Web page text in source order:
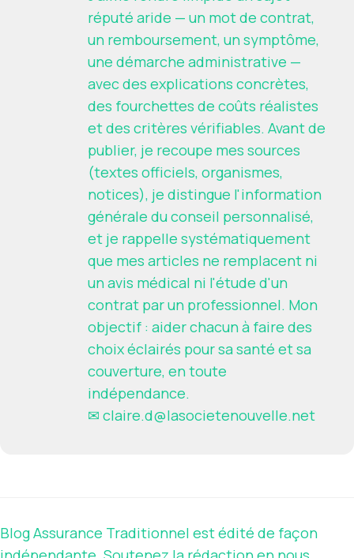
réputé aride — un mot de contrat,
un remboursement, un symptôme,
une démarche administrative —
avec des explications concrètes,
des fourchettes de coûts réalistes
et des critères vérifiables. Avant de
publier, je recoupe mes sources
(textes officiels, organismes,
notices), je distingue l'information
générale du conseil personnalisé,
et je rappelle systématiquement
que mes articles ne remplacent ni
un avis médical ni l'étude d'un
contrat par un professionnel. Mon
objectif : aider chacun à faire des
choix éclairés pour sa santé et sa
couverture, en toute
indépendance.
✉ claire.d@lasocietenouvelle.net
Blog Assurance Traditionnel est édité de façon